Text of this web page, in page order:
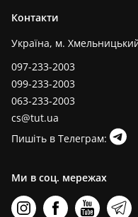
Контакти
Україна, м.
097-233-2003
099-233-2003
063-233-2003
cs@tut.ua
Пишіть в Телеграм:
Ми в соц. мережах